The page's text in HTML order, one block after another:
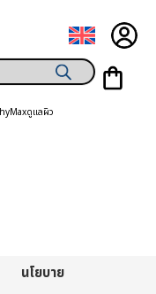
ดูแลผิว
นโยบาย